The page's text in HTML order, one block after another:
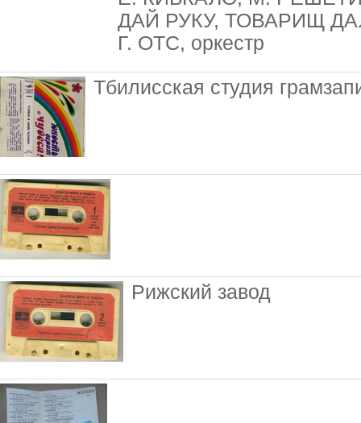
ДАЙ РУКУ, ТОВАРИЩ
Г. ОТС, оркестр
Тбилисская студия
Рижский завод